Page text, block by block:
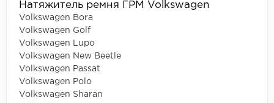
Натяжитель ремня ГРМ Volkswagen
Volkswagen Bora
Volkswagen Golf
Volkswagen Lupo
Volkswagen New Beetle
Volkswagen Passat
Volkswagen Polo
Volkswagen Sharan